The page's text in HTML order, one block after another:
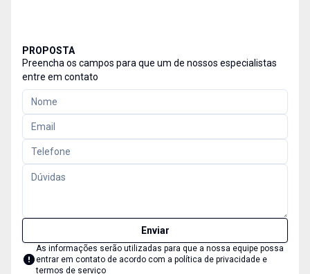
PROPOSTA
Preencha os campos para que um de nossos especialistas
entre em contato
Enviar
As informações serão utilizadas para que a nossa equipe possa
entrar em contato de acordo com a política de privacidade e
termos de serviço